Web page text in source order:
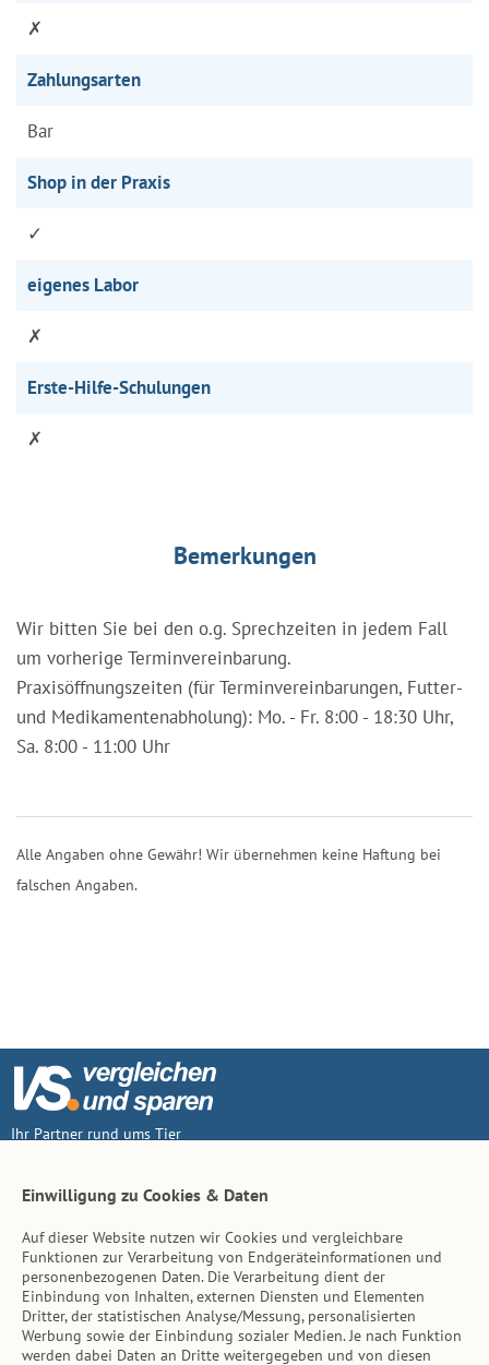
✗
Zahlungsarten
Bar
Shop in der Praxis
✓
eigenes Labor
✗
Erste-Hilfe-Schulungen
✗
Bemerkungen
Wir bitten Sie bei den o.g. Sprechzeiten in jedem Fall
um vorherige Terminvereinbarung.
Praxisöffnungszeiten (für Terminvereinbarungen, Futter-
und Medikamentenabholung): Mo. - Fr. 8:00 - 18:30 Uhr,
Sa. 8:00 - 11:00 Uhr
Alle Angaben ohne Gewähr! Wir übernehmen keine Haftung bei
falschen Angaben.
Ihr Partner rund ums Tier
Inhalt
Tierarzt-Suche
Hinweise
Einwilligung zu Cookies & Daten
Auf dieser Website nutzen wir Cookies und vergleichbare
Funktionen zur Verarbeitung von Endgeräteinformationen und
personenbezogenen Daten. Die Verarbeitung dient der
Einbindung von Inhalten, externen Diensten und Elementen
Dritter, der statistischen Analyse/Messung, personalisierten
Werbung sowie der Einbindung sozialer Medien. Je nach Funktion
werden dabei Daten an Dritte weitergegeben und von diesen